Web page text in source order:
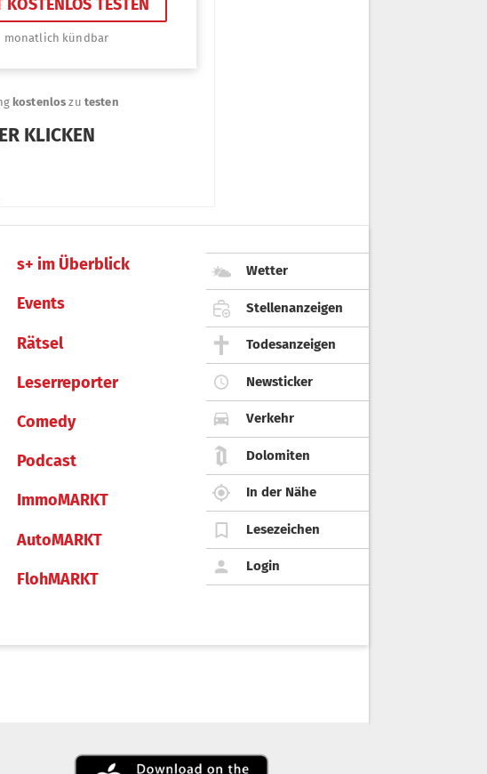
s+ im Überblick
Events
Rätsel
Leserreporter
Comedy
Podcast
ImmoMARKT
AutoMARKT
FlohMARKT
Wetter
Stellenanzeigen
Todesanzeigen
Newsticker
Verkehr
Dolomiten
In der Nähe
Lesezeichen
Login